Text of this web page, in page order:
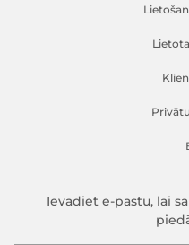
Ievadiet e-pastu, lai